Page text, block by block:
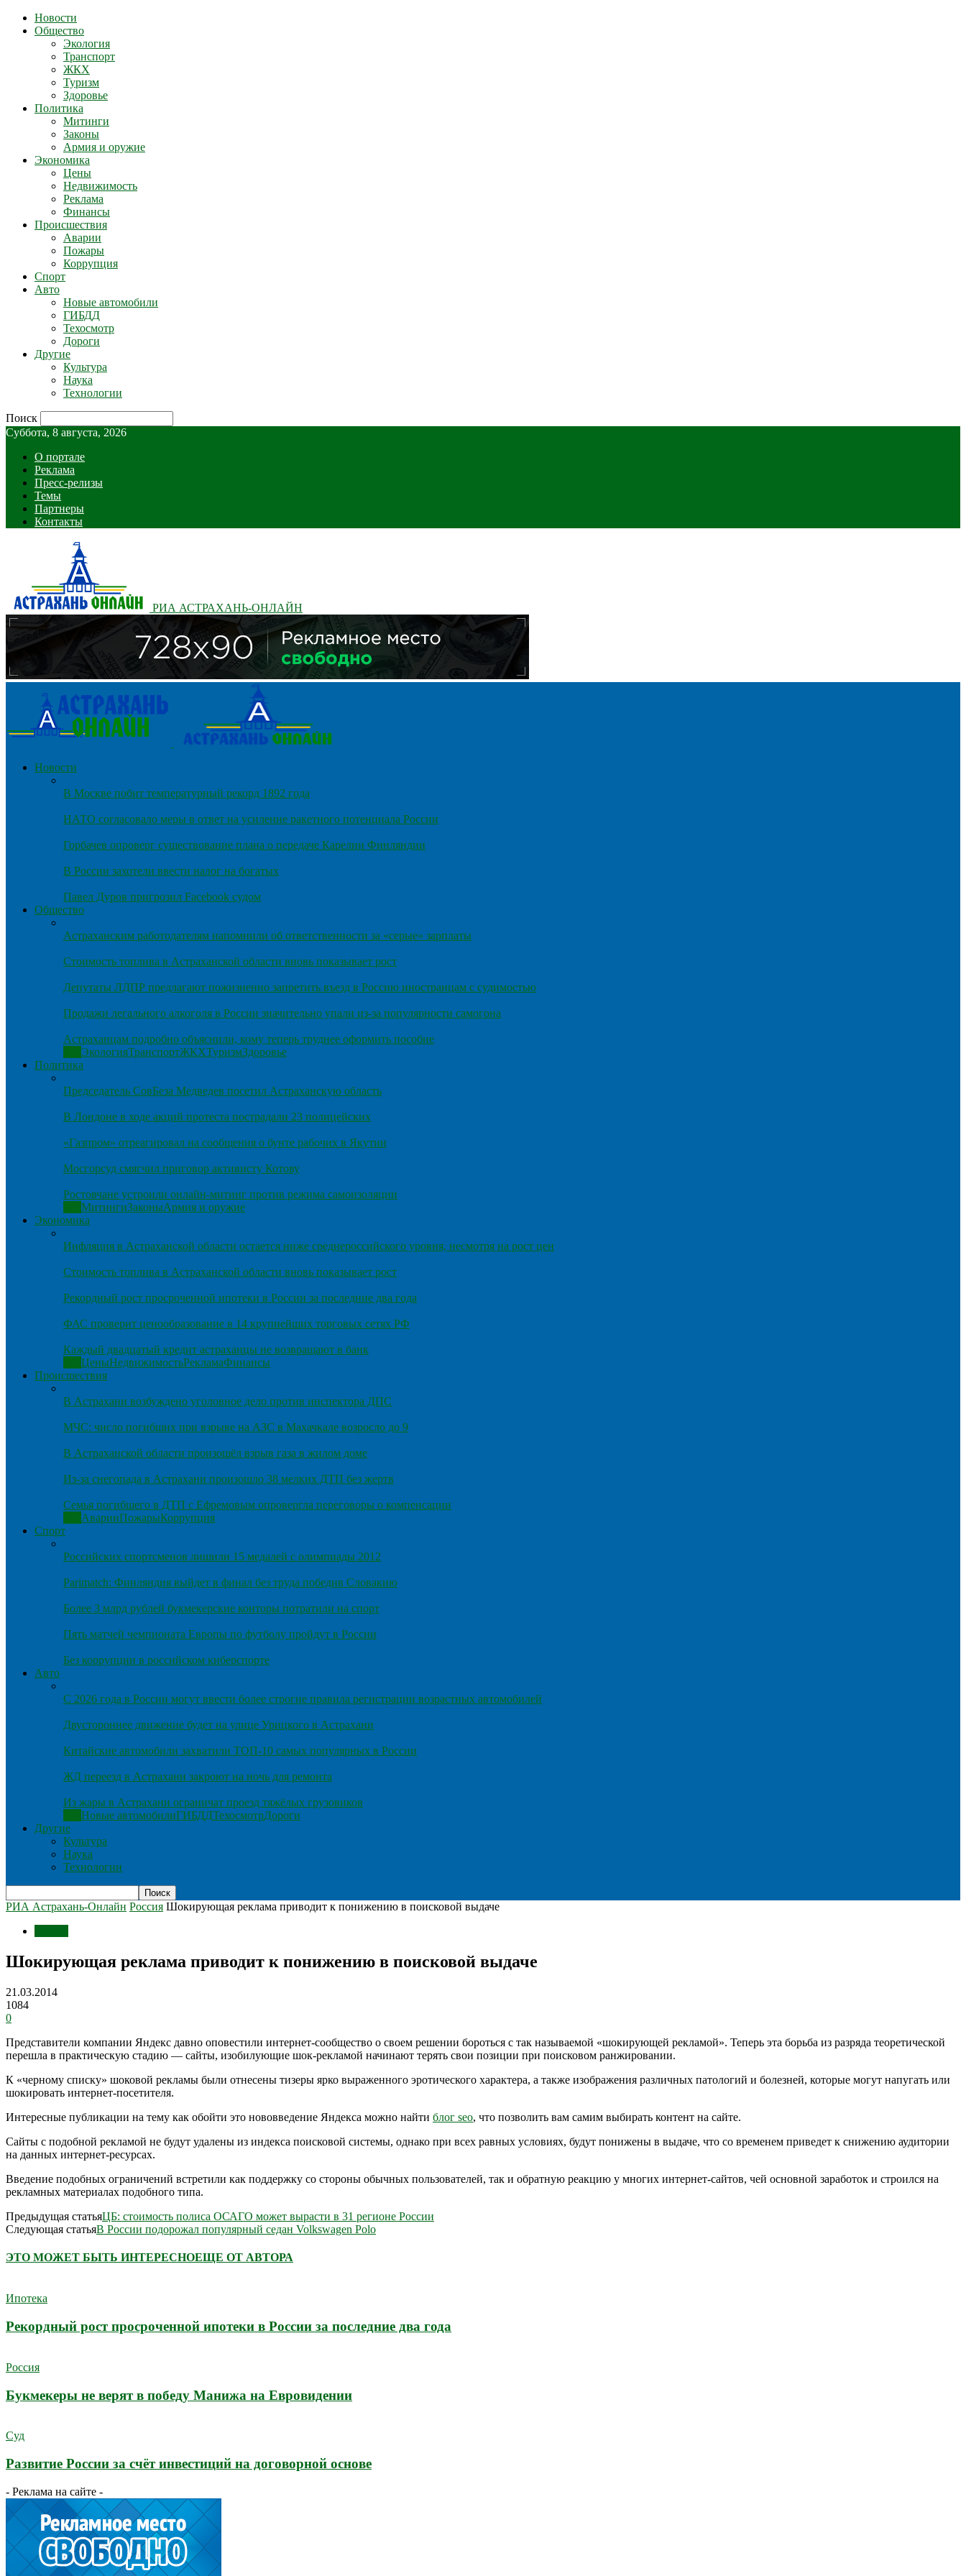
Новости
Общество
Экология
Транспорт
ЖКХ
Туризм
Здоровье
Политика
Митинги
Законы
Армия и оружие
Экономика
Цены
Недвижимость
Реклама
Финансы
Происшествия
Аварии
Пожары
Коррупция
Спорт
Авто
Новые автомобили
ГИБДД
Техосмотр
Дороги
Другие
Культура
Наука
Технологии
Поиск
Суббота, 8 августа, 2026
О портале
Реклама
Пресс-релизы
Темы
Партнеры
Контакты
РИА АСТРАХАНЬ-ОНЛАЙН
Новости
В Москве побит температурный рекорд 1892 года
НАТО согласовало меры в ответ на усиление ракетного потенциала России
Горбачев опроверг существование плана о передаче Карелии Финляндии
В России захотели ввести налог на богатых
Павел Дуров пригрозил Facebook судом
Общество
Астраханским работодателям напомнили об ответственности за «серые» зарплаты
Стоимость топлива в Астраханской области вновь показывает рост
Депутаты ЛДПР предлагают пожизненно запретить въезд в Россию иностранцам с судимостью
Продажи легального алкоголя в России значительно упали из-за популярности самогона
Астраханцам подробно объяснили, кому теперь труднее оформить пособие
ЭкологияТранспортЖКХТуризмЗдоровье
Политика
Председатель СовБеза Медведев посетил Астраханскую область
В Лондоне в ходе акций протеста пострадали 23 полицейских
«Газпром» отреагировал на сообщения о бунте рабочих в Якутии
Мосгорсуд смягчил приговор активисту Котову
Ростовчане устроили онлайн-митинг против режима самоизоляции
МитингиЗаконыАрмия и оружие
Экономика
Инфляция в Астраханской области остается ниже среднероссийского уровня, несмотря на рост цен
Стоимость топлива в Астраханской области вновь показывает рост
Рекордный рост просроченной ипотеки в России за последние два года
ФАС проверит ценообразование в 14 крупнейших торговых сетях РФ
Каждый двадцатый кредит астраханцы не возвращают в банк
ЦеныНедвижимостьРекламаФинансы
Происшествия
В Астрахани возбуждено уголовное дело против инспектора ДПС
МЧС: число погибших при взрыве на АЗС в Махачкале возросло до 9
В Астраханской области произошёл взрыв газа в жилом доме
Из-за снегопада в Астрахани произошло 38 мелких ДТП без жертв
Семья погибшего в ДТП с Ефремовым опровергла переговоры о компенсации
АварииПожарыКоррупция
Спорт
Российских спортсменов лишили 15 медалей с олимпиады 2012
Parimatch: Финляндия выйдет в финал без труда победив Словакию
Более 3 млрд рублей букмекерские конторы потратили на спорт
Пять матчей чемпионата Европы по футболу пройдут в России
Без коррупции в российском киберспорте
Авто
С 2026 года в России могут ввести более строгие правила регистрации возрастных автомобилей
Двустороннее движение будет на улице Урицкого в Астрахани
Китайские автомобили захватили ТОП-10 самых популярных в России
ЖД переезд в Астрахани закроют на ночь для ремонта
Из жары в Астрахани ограничат проезд тяжёлых грузовиков
Новые автомобилиГИБДДТехосмотрДороги
Другие
Культура
Наука
Технологии
РИА Астрахань-Онлайн Россия Шокирующая реклама приводит к понижению в поисковой выдаче
Шокирующая реклама приводит к понижению в поисковой выдаче
21.03.2014
1084
0
Представители компании Яндекс давно оповестили интернет-сообщество о своем решении бороться с так называемой «шокирующей рекламой». Теперь эта борьба из разряда теоретической
перешла в практическую стадию — сайты, изобилующие шок-рекламой начинают терять свои позиции при поисковом ранжировании.
К «черному списку» шоковой рекламы были отнесены тизеры ярко выраженного эротического характера, а также изображения различных патологий и болезней, которые могут напугать или
шокировать интернет-посетителя.
Интересные публикации на тему как обойти это нововведение Яндекса можно найти блог seo, что позволить вам самим выбирать контент на сайте.
Сайты с подобной рекламой не будут удалены из индекса поисковой системы, однако при всех равных условиях, будут понижены в выдаче, что со временем приведет к снижению аудитории
на данных интернет-ресурсах.
Введение подобных ограничений встретили как поддержку со стороны обычных пользователей, так и обратную реакцию у многих интернет-сайтов, чей основной заработок и строился на
рекламных материалах подобного типа.
Предыдущая статьяЦБ: стоимость полиса ОСАГО может вырасти в 31 регионе России
Следующая статьяВ России подорожал популярный седан Volkswagen Polo
ЭТО МОЖЕТ БЫТЬ ИНТЕРЕСНОЕЩЕ ОТ АВТОРА
Ипотека
Рекордный рост просроченной ипотеки в России за последние два года
Россия
Букмекеры не верят в победу Манижа на Евровидении
Суд
Развитие России за счёт инвестиций на договорной основе
- Реклама на сайте -